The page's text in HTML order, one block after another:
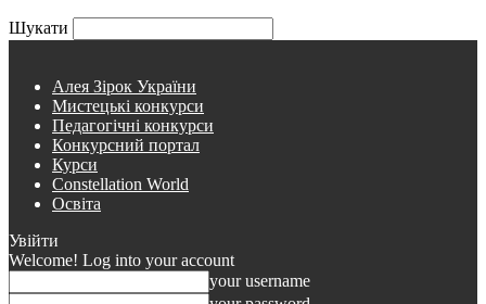
Шукати
Алея Зірок України
Мистецькі конкурси
Педагогічні конкурси
Конкурсний портал
Курси
Constellation World
Освіта
Увійти
Welcome! Log into your account
your username